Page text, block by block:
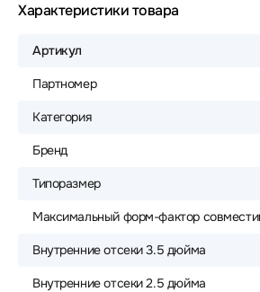
Характеристики товара
Артикул
Партномер
Категория
Бренд
Типоразмер
Максимальный форм-фактор
Внутренние отсеки 3.5 дюйма
Внутренние отсеки 2.5 дюйма